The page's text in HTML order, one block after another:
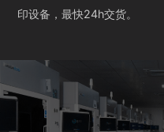
印设备，最快24h交货。